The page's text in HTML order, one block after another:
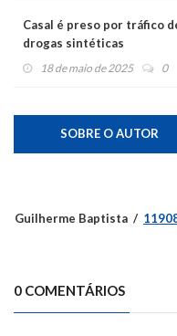
Casal é preso por tráfico
drogas sintéticas
18 de maio de 2025 0
SOBRE O AUTOR
Guilherme Baptista
0 COMENTÁRIOS